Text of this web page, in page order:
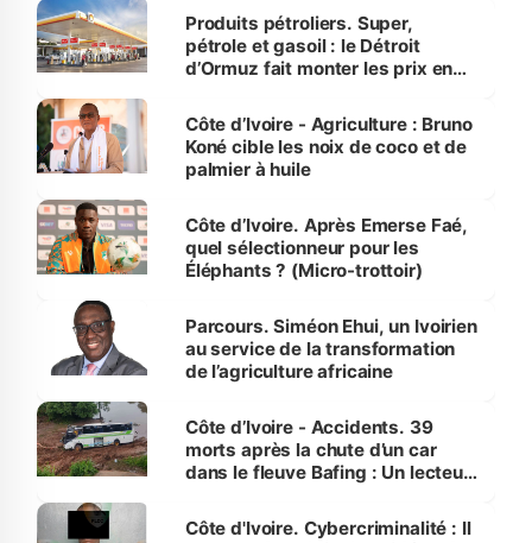
menacées
Produits pétroliers. Super,
pétrole et gasoil : le Détroit
d’Ormuz fait monter les prix en
Côte d’Ivoire - Agriculture : Bruno
Koné cible les noix de coco et de
palmier à huile
Côte d’Ivoire. Après Emerse Faé,
quel sélectionneur pour les
Éléphants ? (Micro-trottoir)
Parcours. Siméon Ehui, un Ivoirien
au service de la transformation
de l’agriculture africaine
Côte d’Ivoire - Accidents. 39
morts après la chute d’un car
dans le fleuve Bafing : Un lecteur
des Transports
Côte d'Ivoire. Cybercriminalité : Il